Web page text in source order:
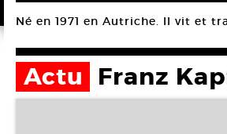
Né en 1971 en Autriche. Il vit et
Actu Franz